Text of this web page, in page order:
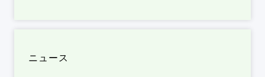
ニュース